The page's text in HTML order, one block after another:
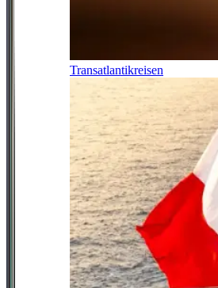
Transatlantikreisen